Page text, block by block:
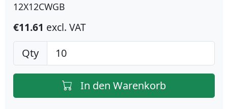
12X12CWGB
€11.61 excl. VAT
Qty
In den Warenkorb